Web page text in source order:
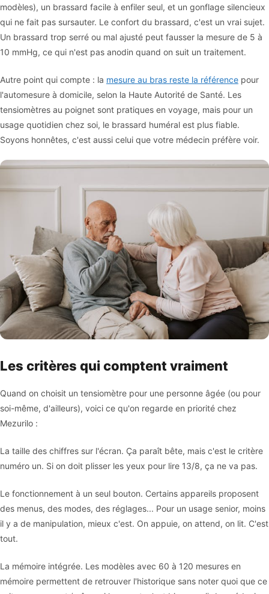
modèles), un brassard facile à enfiler seul, et un gonflage silencieux
qui ne fait pas sursauter. Le confort du brassard, c'est un vrai sujet.
Un brassard trop serré ou mal ajusté peut fausser la mesure de 5 à
10 mmHg, ce qui n'est pas anodin quand on suit un traitement.
Autre point qui compte : la mesure au bras reste la référence pour
l'automesure à domicile, selon la Haute Autorité de Santé. Les
tensiomètres au poignet sont pratiques en voyage, mais pour un
usage quotidien chez soi, le brassard huméral est plus fiable.
Soyons honnêtes, c'est aussi celui que votre médecin préfère voir.
Les critères qui comptent vraiment
Quand on choisit un tensiomètre pour une personne âgée (ou pour
soi-même, d'ailleurs), voici ce qu'on regarde en priorité chez
Mezurilo :
La taille des chiffres sur l'écran. Ça paraît bête, mais c'est le critère
numéro un. Si on doit plisser les yeux pour lire 13/8, ça ne va pas.
Le fonctionnement à un seul bouton. Certains appareils proposent
des menus, des modes, des réglages... Pour un usage senior, moins
il y a de manipulation, mieux c'est. On appuie, on attend, on lit. C'est
tout.
La mémoire intégrée. Les modèles avec 60 à 120 mesures en
mémoire permettent de retrouver l'historique sans noter quoi que ce